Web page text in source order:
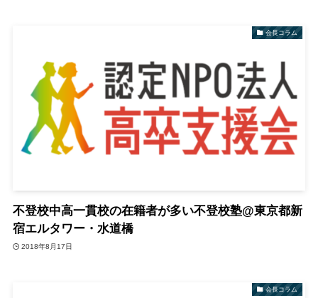
会長コラム
不登校中高一貫校の在籍者が多い不登校塾@東京都新
宿エルタワー・水道橋
2018年8月17日
会長コラム